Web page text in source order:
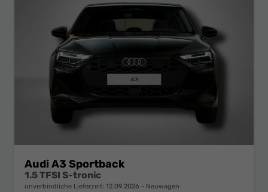
Audi A3 Sportback
1.5 TFSI S-tronic
unverbindliche Lieferzeit: 12.09.2026 Neuwagen